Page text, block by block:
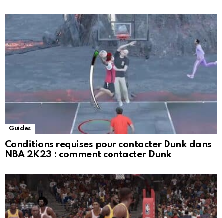
Guides
Conditions requises pour contacter Dunk dans
NBA 2K23 : comment contacter Dunk